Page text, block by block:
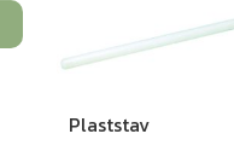
Plaststav